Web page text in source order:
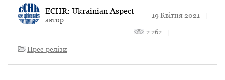
ECHR: Ukrainian Aspect
автор
19 Квітня 2021 |
2 262
|
Прес-релізи